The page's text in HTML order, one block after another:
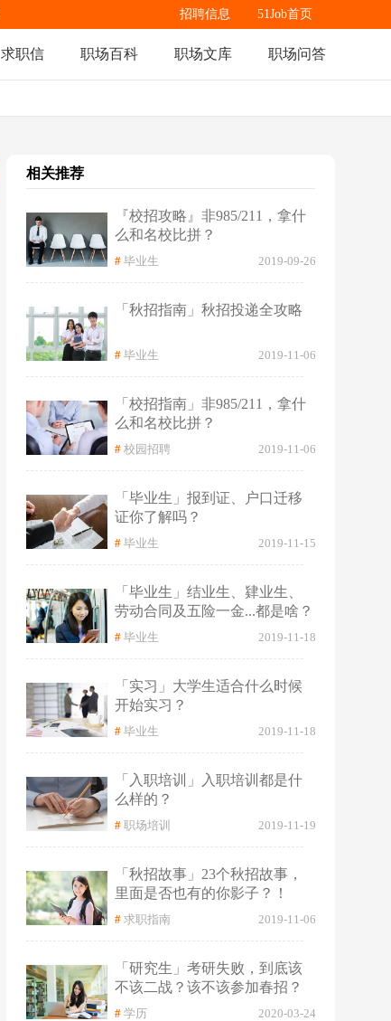
招聘信息 51Job首页
求职信 职场百科 职场文库 职场问答
相关推荐
『校招攻略』非985/211，拿什
么和名校比拼？
# 毕业生 2019-09-26
「秋招指南」秋招投递全攻略
# 毕业生 2019-11-06
「校招指南」非985/211，拿什
么和名校比拼？
# 校园招聘 2019-11-06
「毕业生」报到证、户口迁移
证你了解吗？
# 毕业生 2019-11-15
「毕业生」结业生、肄业生、
劳动合同及五险一金...都是啥？
# 毕业生 2019-11-18
「实习」大学生适合什么时候
开始实习？
# 毕业生 2019-11-18
「入职培训」入职培训都是什
么样的？
# 职场培训 2019-11-19
「秋招故事」23个秋招故事，
里面是否也有的你影子？！
# 求职指南 2019-11-06
「研究生」考研失败，到底该
不该二战？该不该参加春招？
# 学历 2020-03-24